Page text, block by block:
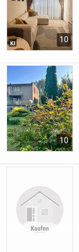
10
KI
10